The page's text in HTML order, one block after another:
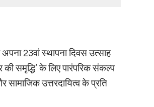
23वां स्थापना दिवस उत्साह
समृद्धि’ के लिए पारंपरिक संकल्प
सामाजिक उत्तरदायित्व के प्रति